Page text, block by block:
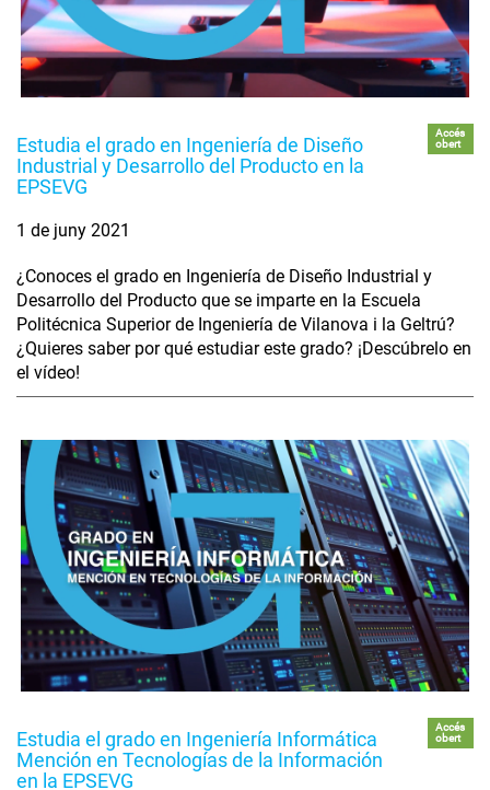
Estudia el grado en Ingeniería de Diseño
Industrial y Desarrollo del Producto en la
EPSEVG
Accés
obert
1 de juny 2021
¿Conoces el grado en Ingeniería de Diseño Industrial y
Desarrollo del Producto que se imparte en la Escuela
Politécnica Superior de Ingeniería de Vilanova i la Geltrú?
¿Quieres saber por qué estudiar este grado? ¡Descúbrelo en
el vídeo!
Estudia el grado en Ingeniería Informática
Mención en Tecnologías de la Información
en la EPSEVG
Accés
obert